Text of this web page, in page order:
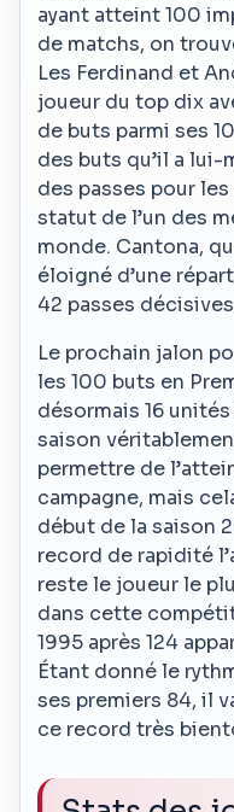
ayant atteint 100
de matchs, on
Les Ferdinand et
joueur du top dix
de buts parmi ses
des buts qu’il a
des passes pour
statut de l’un des
monde. Cantona,
éloigné d’une
42 passes
Le prochain jalon
les 100 buts en
désormais 16
saison
permettre de
campagne, mais
début de la saison
record de rapidité
reste le joueur le
dans cette
1995 après 124
Étant donné le
ses premiers 84, il
ce record très